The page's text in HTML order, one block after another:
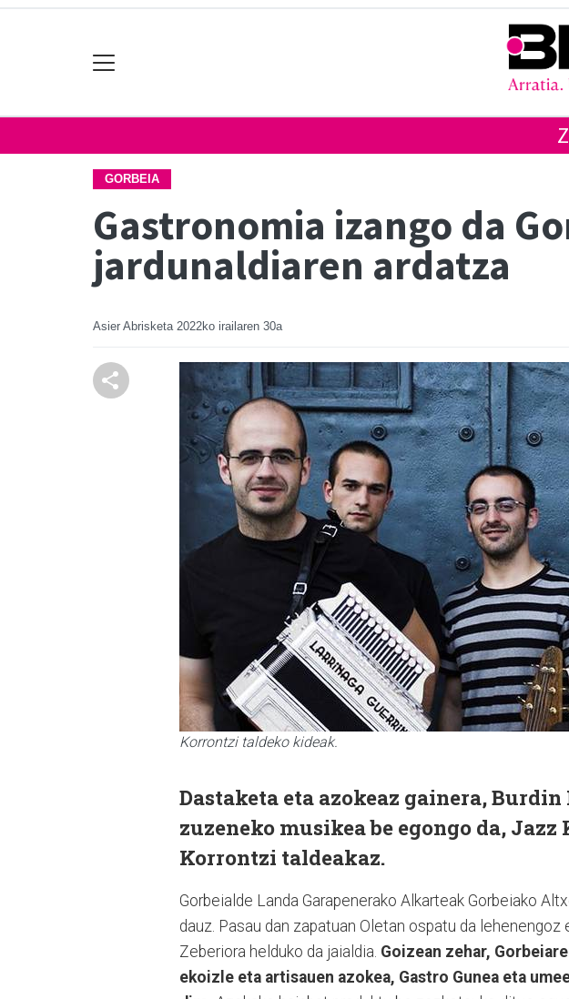
GORBEIA
Gastronomia izango da
jardunaldiaren ardatza
Asier Abrisketa 2022ko irailaren 30a
Korrontzi taldeko kideak.
Dastaketa eta azokeaz gainera,
zuzeneko musikea be egongo da,
Korrontzi taldeakaz.
Gorbeialde Landa Garapenerako Alkarteak Gorbeiako
dauz. Pasau dan zapatuan Oletan ospatu da lehenengoz
Zeberiora helduko da jaialdia. Goizean zehar,
ekoizle eta artisauen azokea, Gastro Gunea eta